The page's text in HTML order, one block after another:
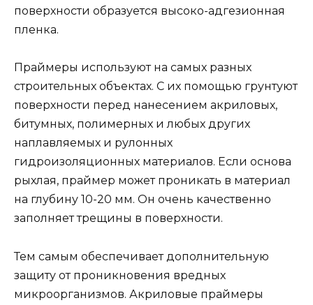
поверхности образуется высоко-адгезионная
пленка.
Праймеры используют на самых разных
строительных объектах. С их помощью грунтуют
поверхности перед нанесением акриловых,
битумных, полимерных и любых других
наплавляемых и рулонных
гидроизоляционных материалов. Если основа
рыхлая, праймер может проникать в материал
на глубину 10-20 мм. Он очень качественно
заполняет трещины в поверхности.
Тем самым обеспечивает дополнительную
защиту от проникновения вредных
микроорганизмов. Акриловые праймеры